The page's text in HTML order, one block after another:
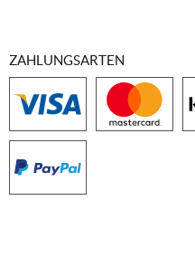
ZAHLUNGSARTEN